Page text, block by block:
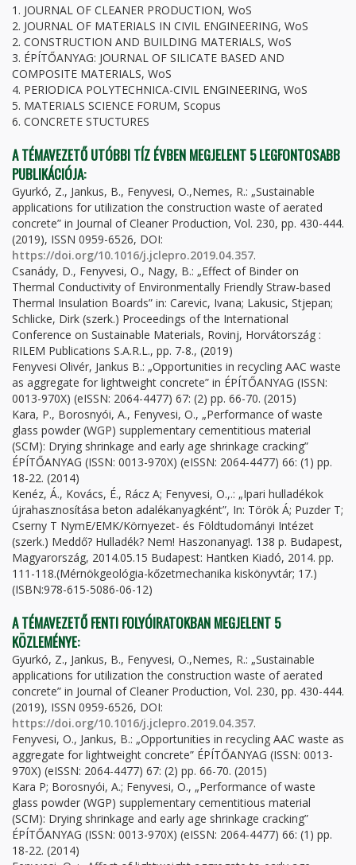
1. JOURNAL OF CLEANER PRODUCTION, WoS
2. JOURNAL OF MATERIALS IN CIVIL ENGINEERING, WoS
2. CONSTRUCTION AND BUILDING MATERIALS, WoS
3. ÉPÍTŐANYAG: JOURNAL OF SILICATE BASED AND
COMPOSITE MATERIALS, WoS
4. PERIODICA POLYTECHNICA-CIVIL ENGINEERING, WoS
5. MATERIALS SCIENCE FORUM, Scopus
6. CONCRETE STUCTURES
A TÉMAVEZETŐ UTÓBBI TÍZ ÉVBEN MEGJELENT 5 LEGFONTOSABB
PUBLIKÁCIÓJA:
Gyurkó, Z., Jankus, B., Fenyvesi, O.,Nemes, R.: „Sustainable
applications for utilization the construction waste of aerated
concrete” in Journal of Cleaner Production, Vol. 230, pp. 430-444.
(2019), ISSN 0959-6526, DOI:
https://doi.org/10.1016/j.jclepro.2019.04.357.
Csanády, D., Fenyvesi, O., Nagy, B.: „Effect of Binder on
Thermal Conductivity of Environmentally Friendly Straw-based
Thermal Insulation Boards” in: Carevic, Ivana; Lakusic, Stjepan;
Schlicke, Dirk (szerk.) Proceedings of the International
Conference on Sustainable Materials, Rovinj, Horvátország :
RILEM Publications S.A.R.L., pp. 7-8., (2019)
Fenyvesi Olivér, Jankus B.: „Opportunities in recycling AAC waste
as aggregate for lightweight concrete” in ÉPÍTŐANYAG (ISSN:
0013-970X) (eISSN: 2064-4477) 67: (2) pp. 66-70. (2015)
Kara, P., Borosnyói, A., Fenyvesi, O., „Performance of waste
glass powder (WGP) supplementary cementitious material
(SCM): Drying shrinkage and early age shrinkage cracking”
ÉPÍTŐANYAG (ISSN: 0013-970X) (eISSN: 2064-4477) 66: (1) pp.
18-22. (2014)
Kenéz, Á., Kovács, É., Rácz A; Fenyvesi, O.,.: „Ipari hulladékok
újrahasznosítása beton adalékanyagként”, In: Török Á; Puzder T;
Cserny T NymE/EMK/Környezet- és Földtudományi Intézet
(szerk.) Meddő? Hulladék? Nem! Haszonanyag!. 138 p. Budapest,
Magyarország, 2014.05.15 Budapest: Hantken Kiadó, 2014. pp.
111-118.(Mérnökgeológia-kőzetmechanika kiskönyvtár; 17.)
(ISBN:978-615-5086-06-12)
A TÉMAVEZETŐ FENTI FOLYÓIRATOKBAN MEGJELENT 5
KÖZLEMÉNYE:
Gyurkó, Z., Jankus, B., Fenyvesi, O.,Nemes, R.: „Sustainable
applications for utilization the construction waste of aerated
concrete” in Journal of Cleaner Production, Vol. 230, pp. 430-444.
(2019), ISSN 0959-6526, DOI:
https://doi.org/10.1016/j.jclepro.2019.04.357.
Fenyvesi, O., Jankus, B.: „Opportunities in recycling AAC waste as
aggregate for lightweight concrete” ÉPÍTŐANYAG (ISSN: 0013-
970X) (eISSN: 2064-4477) 67: (2) pp. 66-70. (2015)
Kara P; Borosnyói, A.; Fenyvesi, O., „Performance of waste
glass powder (WGP) supplementary cementitious material
(SCM): Drying shrinkage and early age shrinkage cracking”
ÉPÍTŐANYAG (ISSN: 0013-970X) (eISSN: 2064-4477) 66: (1) pp.
18-22. (2014)